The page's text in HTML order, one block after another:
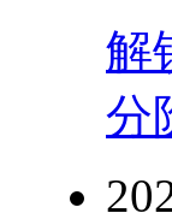
解
分